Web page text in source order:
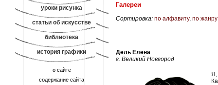
уроки рисунка
статьи об искусстве
библиотека
история графики
о сайте
содержание сайта
Галереи
Сортировка: по алфавиту, по
Дель Елена
г. Великий Новгород
Я,